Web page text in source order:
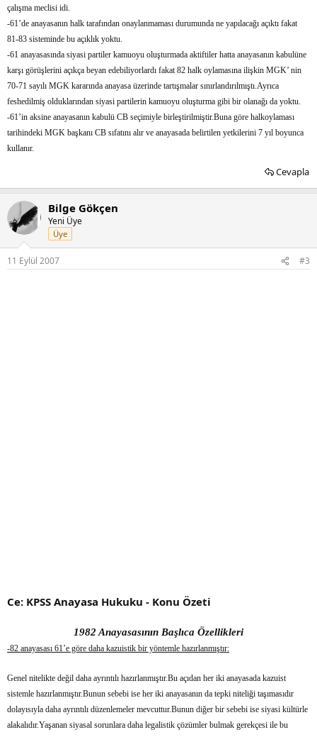
çalışma meclisi idi.
-61’de anayasanın halk tarafından onaylanmaması durumunda ne yapılacağı açıktı fakat
81-83 sisteminde bu açıklık yoktu.
-61 anayasasında siyasi partiler kamuoyu oluşturmada aktiftiler hatta anayasanın kabulüne
karşı görüşlerini açıkça beyan edebiliyorlardı fakat 82 halk oylamasına ilişkin MGK’ nin
70-71 sayılı MGK kararında anayasa üzerinde tartışmalar sınırlandırılmıştı.Ayrıca
feshedilmiş olduklarından siyasi partilerin kamuoyu oluşturma gibi bir olanağı da yoktu.
-61’in aksine anayasanın kabulü CB seçimiyle birleştirilmiştir.Buna göre halkoylaması
tarihindeki MGK başkanı CB sıfatını alır ve anayasada belirtilen yetkilerini 7 yıl boyunca
kullanır.
Cevapla
Bilge Gökçen
Yeni Üye
Üye
11 Eylül 2007 #3
Ce: KPSS Anayasa Hukuku - Konu Özeti
1982 Anayasasının Başlıca Özellikleri
-82 anayasası 61’e göre daha kazuistik bir yöntemle hazırlanmıştır:
Genel nitelikte değil daha ayrıntılı hazırlanmıştır.Bu açıdan her iki anayasada kazuist
sistemle hazırlanmıştır.Bunun sebebi ise her iki anayasanın da tepki niteliği taşımasıdır
dolayısıyla daha ayrıntılı düzenlemeler mevcuttur.Bunun diğer bir sebebi ise siyasi kültürle
alakalıdır.Yaşanan siyasal sorunlara daha legalistik çözümler bulmak gerekçesi ile bu